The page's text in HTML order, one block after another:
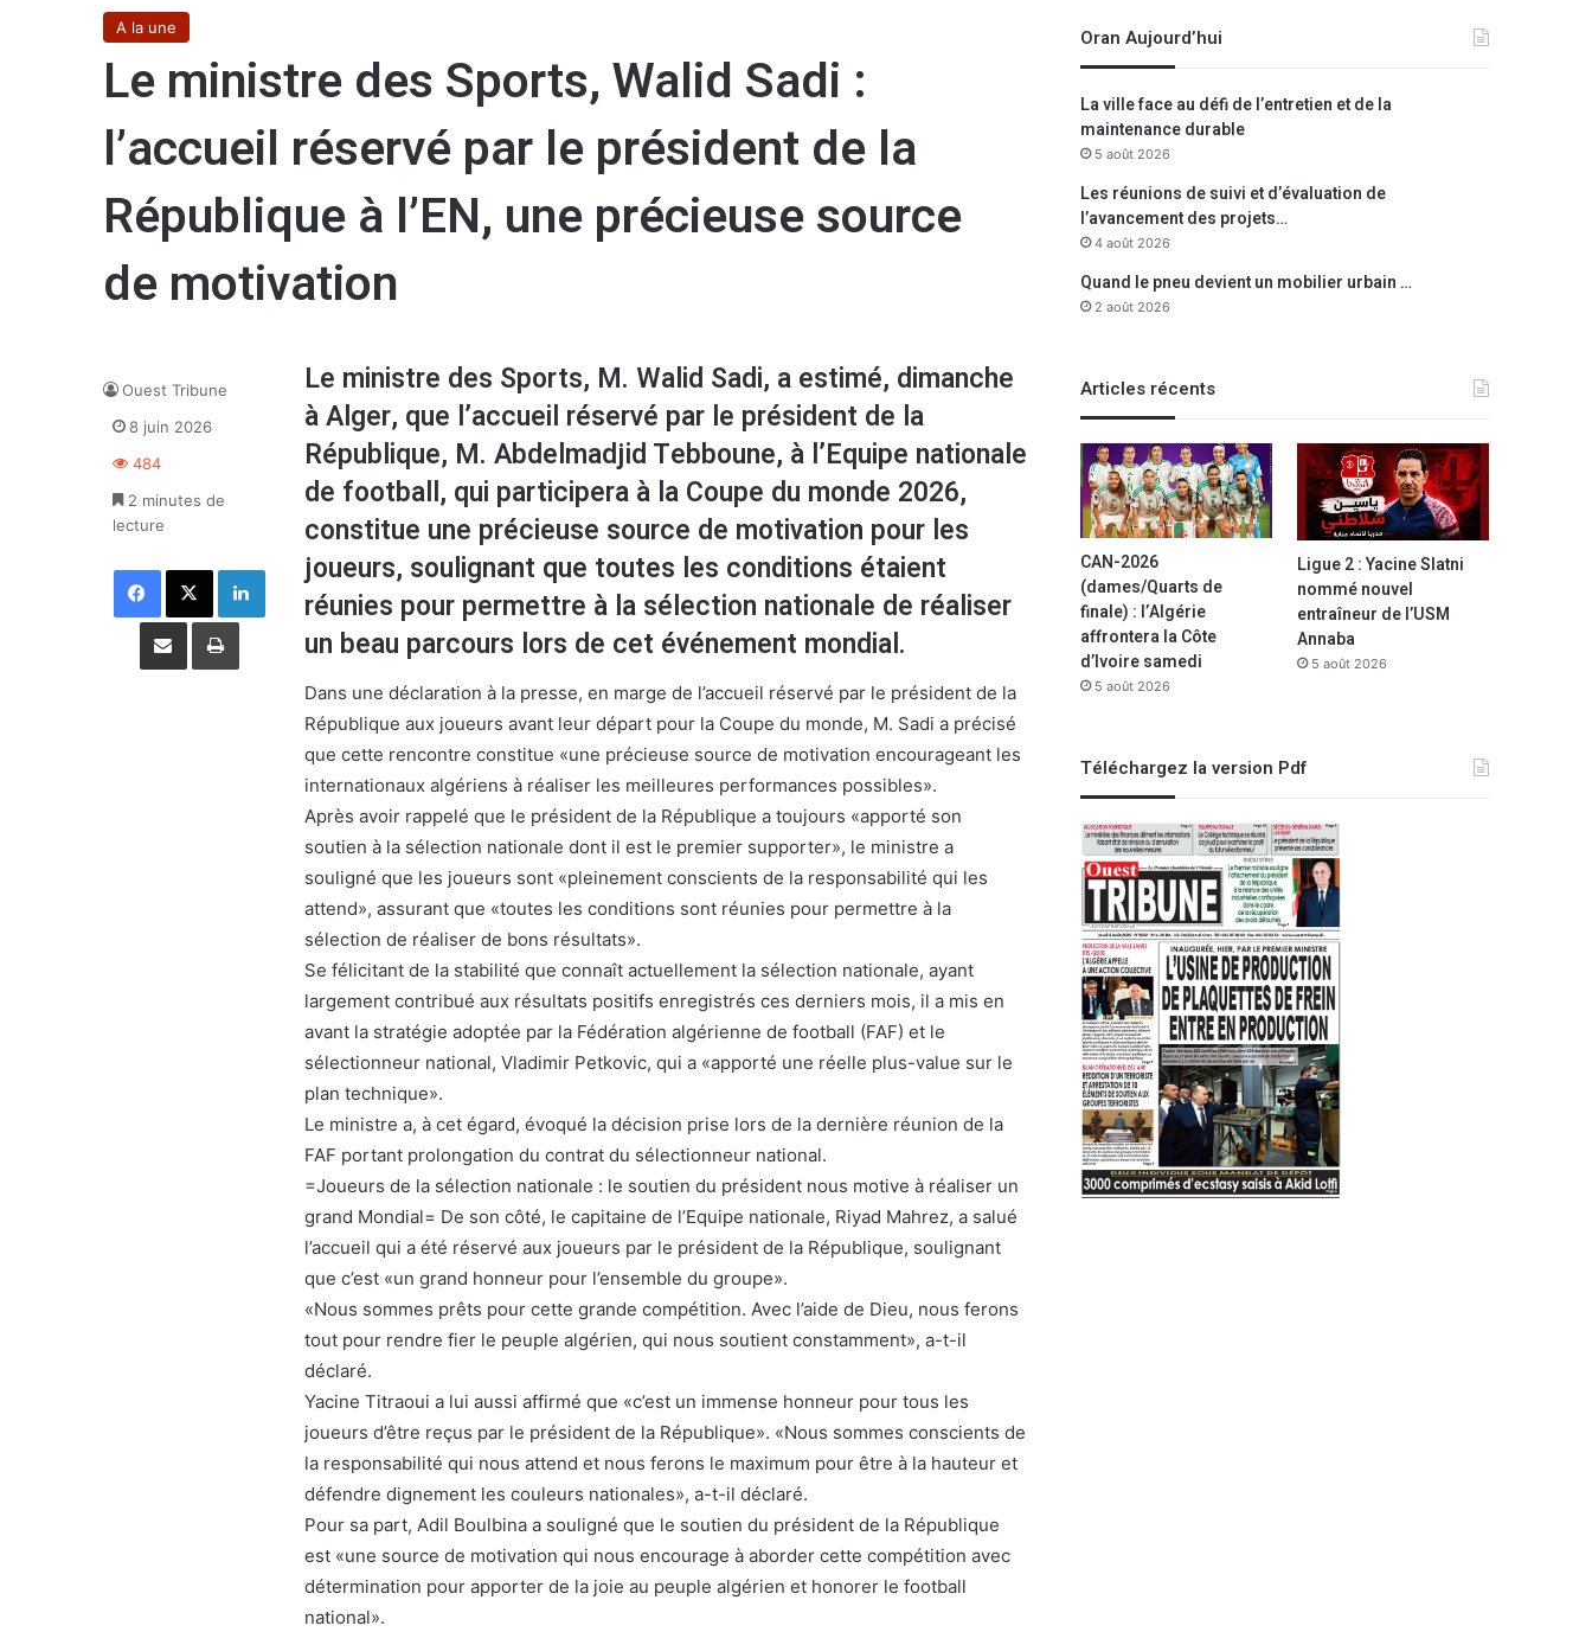
A la une
Le ministre des Sports, Walid Sadi :
l’accueil réservé par le président de la
République à l’EN, une précieuse source
de motivation
Le ministre des Sports, M. Walid Sadi, a estimé, dimanche
à Alger, que l’accueil réservé par le président de la
République, M. Abdelmadjid Tebboune, à l’Equipe nationale
de football, qui participera à la Coupe du monde 2026,
constitue une précieuse source de motivation pour les
joueurs, soulignant que toutes les conditions étaient
réunies pour permettre à la sélection nationale de réaliser
un beau parcours lors de cet événement mondial.
Dans une déclaration à la presse, en marge de l’accueil réservé par le président de la
République aux joueurs avant leur départ pour la Coupe du monde, M. Sadi a précisé
que cette rencontre constitue «une précieuse source de motivation encourageant les
internationaux algériens à réaliser les meilleures performances possibles».
Après avoir rappelé que le président de la République a toujours «apporté son
soutien à la sélection nationale dont il est le premier supporter», le ministre a
souligné que les joueurs sont «pleinement conscients de la responsabilité qui les
attend», assurant que «toutes les conditions sont réunies pour permettre à la
sélection de réaliser de bons résultats».
Se félicitant de la stabilité que connaît actuellement la sélection nationale, ayant
largement contribué aux résultats positifs enregistrés ces derniers mois, il a mis en
avant la stratégie adoptée par la Fédération algérienne de football (FAF) et le
sélectionneur national, Vladimir Petkovic, qui a «apporté une réelle plus-value sur le
plan technique».
Le ministre a, à cet égard, évoqué la décision prise lors de la dernière réunion de la
FAF portant prolongation du contrat du sélectionneur national.
=Joueurs de la sélection nationale : le soutien du président nous motive à réaliser un
grand Mondial= De son côté, le capitaine de l’Equipe nationale, Riyad Mahrez, a salué
l’accueil qui a été réservé aux joueurs par le président de la République, soulignant
que c’est «un grand honneur pour l’ensemble du groupe».
«Nous sommes prêts pour cette grande compétition. Avec l’aide de Dieu, nous ferons
tout pour rendre fier le peuple algérien, qui nous soutient constamment», a-t-il
déclaré.
Yacine Titraoui a lui aussi affirmé que «c’est un immense honneur pour tous les
joueurs d’être reçus par le président de la République». «Nous sommes conscients de
la responsabilité qui nous attend et nous ferons le maximum pour être à la hauteur et
défendre dignement les couleurs nationales», a-t-il déclaré.
Pour sa part, Adil Boulbina a souligné que le soutien du président de la République
est «une source de motivation qui nous encourage à aborder cette compétition avec
détermination pour apporter de la joie au peuple algérien et honorer le football
national».
Ouest Tribune
8 juin 2026
484
2 minutes de
lecture
Facebook X Linkedin
Partager par email Imprimer
Oran Aujourd’hui
La ville face au défi de l’entretien et de la
maintenance durable
5 août 2026
Les réunions de suivi et d’évaluation de
l’avancement des projets…
4 août 2026
Quand le pneu devient un mobilier urbain …
2 août 2026
Articles récents
CAN-2026
(dames/Quarts de
finale) : l’Algérie
affrontera la Côte
d’Ivoire samedi
5 août 2026
Ligue 2 : Yacine Slatni
nommé nouvel
entraîneur de l’USM
Annaba
5 août 2026
Téléchargez la version Pdf